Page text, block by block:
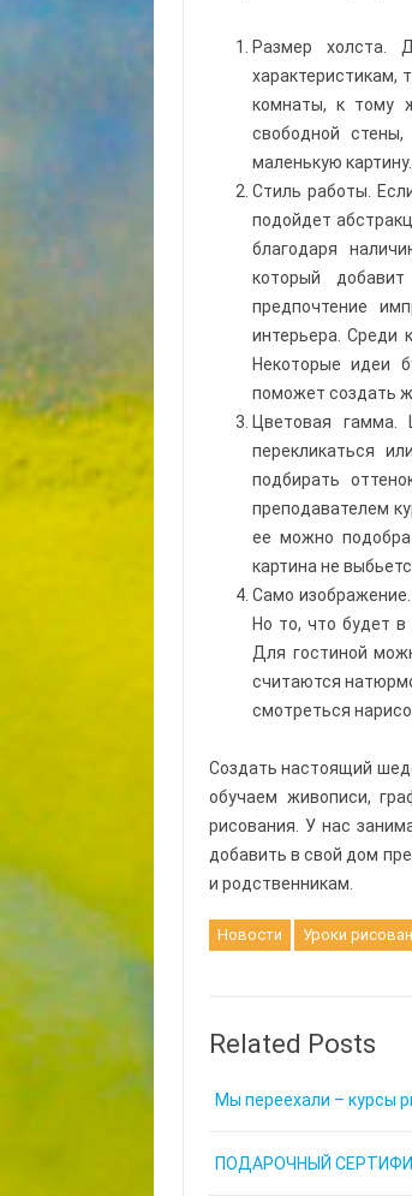
Размер холста.
характеристикам,
комнаты, к тому
свободной
маленькую картину.
Стиль работы.
подойдет
благодаря
который
предпочтение
интерьера. Среди
Некоторые идеи
поможет создать
Цветовая гамма.
перекликаться
подбирать
преподавателем
ее можно
картина не
Само
Но то, что будет
Для гостиной
считаются
смотреться
Создать настоящий
обучаем живописи,
рисования. У нас
добавить в свой дом
и родственникам.
Новости Уроки
Related Posts
Мы переехали – курсы
ПОДАРОЧНЫЙ